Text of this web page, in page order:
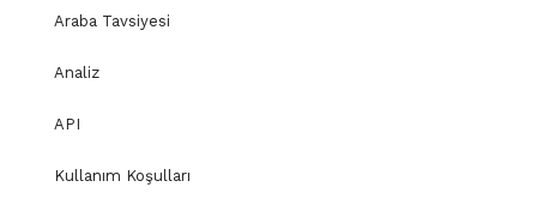
Araba Tavsiyesi
Analiz
API
Kullanım Koşulları